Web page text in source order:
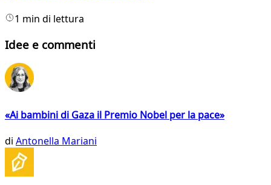
1 min di lettura
Idee e commenti
«Ai bambini di Gaza il Premio Nobel per la pace»
di Antonella Mariani